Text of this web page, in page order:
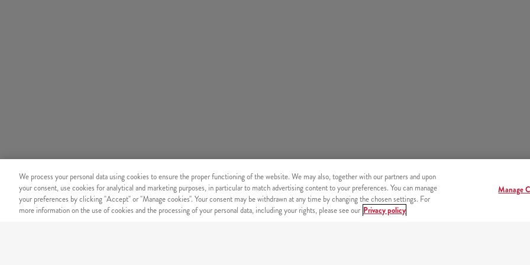
We process your personal data using cookies to ensure the proper functioning of the website. We may also, together with our partners and upon
your consent, use cookies for analytical and marketing purposes, in particular to match advertising content to your preferences. You can manage
your preferences by clicking "Accept" or "Manage cookies". Your consent may be withdrawn at any time by changing the chosen settings. For
more information on the use of cookies and the processing of your personal data, including your rights, please see our Privacy policy
Manage